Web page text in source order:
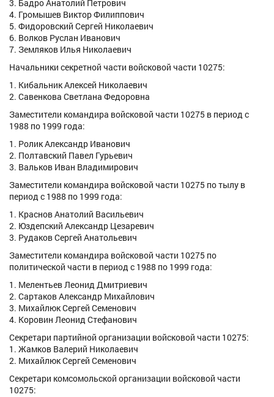
3. Бадро Анатолий Петрович
4. Громышев Виктор Филиппович
5. Фидоровский Сергей Николаевич
6. Волков Руслан Иванович
7. Земляков Илья Николаевич
Начальники секретной части войсковой части 10275:
1. Кибальник Алексей Николаевич
2. Савенкова Светлана Федоровна
Заместители командира войсковой части 10275 в период с
1988 по 1999 года:
1. Ролик Александр Иванович
2. Полтавский Павел Гурьевич
3. Вальков Иван Владимирович
Заместители командира войсковой части 10275 по тылу в
период с 1988 по 1999 года:
1. Краснов Анатолий Васильевич
2. Юздепский Александр Цезаревич
3. Рудаков Сергей Анатольевич
Заместители командира войсковой части 10275 по
политической части в период с 1988 по 1999 года:
1. Мелентьев Леонид Дмитриевич
2. Сартаков Александр Михайлович
3. Михайлюк Сергей Семенович
4. Коровин Леонид Стефанович
Секретари партийной организации войсковой части 10275:
1. Жамков Валерий Николаевич
2. Михайлюк Сергей Семенович
Секретари комсомольской организации войсковой части
10275: